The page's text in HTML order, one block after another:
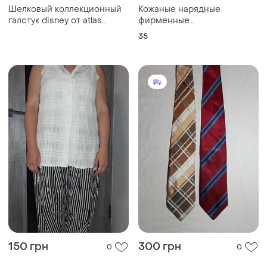
Шелковый коллекционный
галстук disney от atlas
Кожаные нарядные
фирменные
туфли.desigh.35.
35
150 грн 0 300 грн 0